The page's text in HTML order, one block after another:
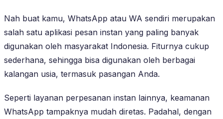
Nah buat kamu, WhatsApp atau WA sendiri merupakan
salah satu aplikasi pesan instan yang paling banyak
digunakan oleh masyarakat Indonesia. Fiturnya cukup
sederhana, sehingga bisa digunakan oleh berbagai
kalangan usia, termasuk pasangan Anda.
Seperti layanan perpesanan instan lainnya, keamanan
WhatsApp tampaknya mudah diretas. Padahal, dengan